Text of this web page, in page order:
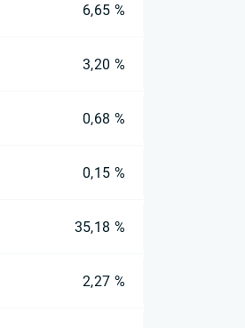
6,65 %
3,20 %
0,68 %
0,15 %
35,18 %
2,27 %